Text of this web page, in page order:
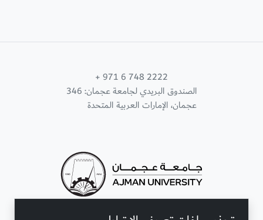
+ 971 6 748 2222
الصندوق البريدي لجامعة عجمان: 346
عجمان، الإمارات العربية المتحدة